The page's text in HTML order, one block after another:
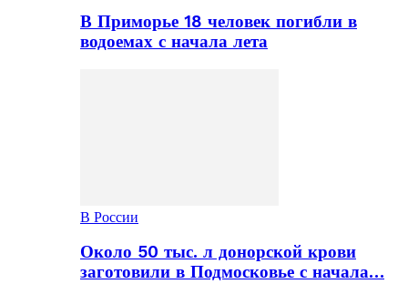
В Приморье 18 человек погибли в
водоемах с начала лета
В России
Около 50 тыс. л донорской крови
заготовили в Подмосковье с начала…